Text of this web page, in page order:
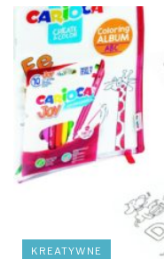
KREATYWNE